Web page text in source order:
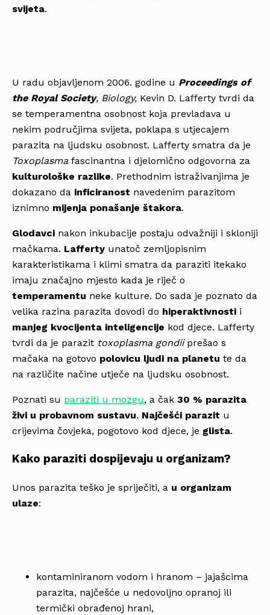
svijeta.
U radu objavljenom 2006. godine u Proceedings of
the Royal Society, Biology, Kevin D. Lafferty tvrdi da
se temperamentna osobnost koja prevladava u
nekim područjima svijeta, poklapa s utjecajem
parazita na ljudsku osobnost. Lafferty smatra da je
Toxoplasma fascinantna i djelomično odgovorna za
kulturološke razlike. Prethodnim istraživanjima je
dokazano da inficiranost navedenim parazitom
iznimno mijenja ponašanje štakora.
Glodavci nakon inkubacije postaju odvažniji i skloniji
mačkama. Lafferty unatoč zemljopisnim
karakteristikama i klimi smatra da paraziti itekako
imaju značajno mjesto kada je riječ o
temperamentu neke kulture. Do sada je poznato da
velika razina parazita dovodi do hiperaktivnosti i
manjeg kvocijenta inteligencije kod djece. Lafferty
tvrdi da je parazit toxoplasma gondiiprešao s
mačaka na gotovo polovicu ljudi na planetu te da
na različite načine utječe na ljudsku osobnost.
Poznati su paraziti u mozgu, a čak 30 % parazita
živi u probavnom sustavu. Najčešći parazit u
crijevima čovjeka, pogotovo kod djece, je glista.
Kako paraziti dospijevaju u organizam?
Unos parazita teško je spriječiti, a u organizam
ulaze:
kontaminiranom vodom i hranom – jajašcima
parazita, najčešće u nedovoljno opranoj ili
termički obrađenoj hrani,